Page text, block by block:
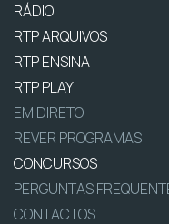
RÁDIO
RTP ARQUIVOS
RTP ENSINA
RTP PLAY
EM DIRETO
REVER PROGRAMAS
CONCURSOS
PERGUNTAS
CONTACTOS